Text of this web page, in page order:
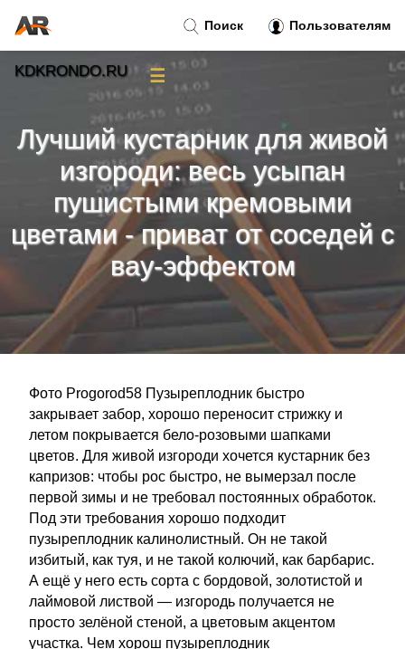
Лучший кустарник для живой
изгороди: весь усыпан
пушистыми кремовыми
цветами - приват от соседей с
вау-эффектом
Фото Progorod58 Пузыреплодник быстро
закрывает забор, хорошо переносит стрижку и
летом покрывается бело-розовыми шапками
цветов. Для живой изгороди хочется кустарник без
капризов: чтобы рос быстро, не вымерзал после
первой зимы и не требовал постоянных обработок.
Под эти требования хорошо подходит
пузыреплодник калинолистный. Он не такой
избитый, как туя, и не такой колючий, как барбарис.
А ещё у него есть сорта с бордовой, золотистой и
лаймовой листвой — изгородь получается не
просто зелёной стеной, а цветовым акцентом
участка. Чем хорош пузыреплодник
Поиск Пользователям
KDKRONDO.RU ☰
Тренды новостей»
Рубрики»
Правила »
Контакт